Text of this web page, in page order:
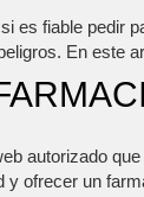
es fiable pedir
En este
autorizado
y ofrecer un